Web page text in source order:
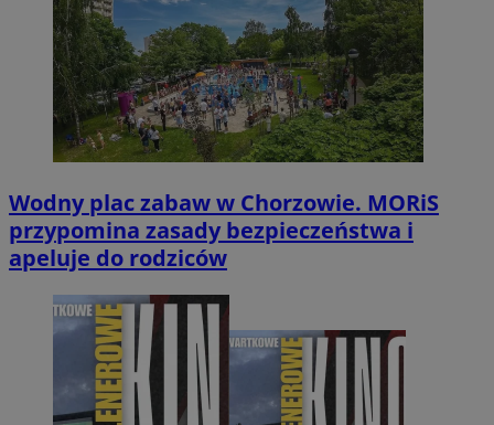
Wodny plac zabaw w Chorzowie. MORiS
przypomina zasady bezpieczeństwa i
apeluje do rodziców